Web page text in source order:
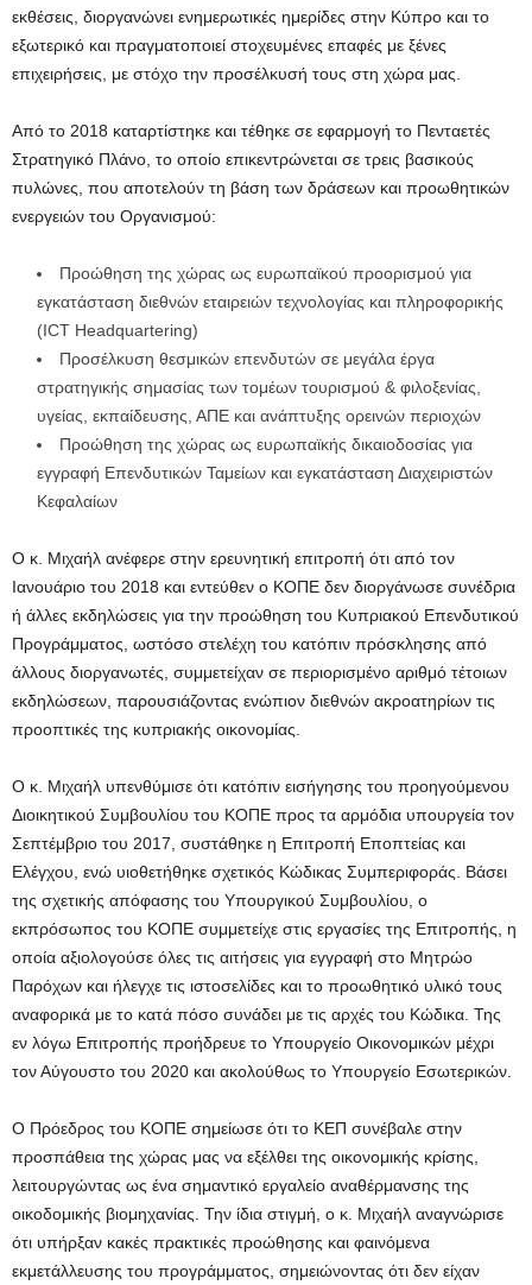
εκθέσεις, διοργανώνει ενημερωτικές ημερίδες στην Κύπρο και το
εξωτερικό και πραγματοποιεί στοχευμένες επαφές με ξένες
επιχειρήσεις, με στόχο την προσέλκυσή τους στη χώρα μας.
Από το 2018 καταρτίστηκε και τέθηκε σε εφαρμογή το Πενταετές
Στρατηγικό Πλάνο, το οποίο επικεντρώνεται σε τρεις βασικούς
πυλώνες, που αποτελούν τη βάση των δράσεων και προωθητικών
ενεργειών του Οργανισμού:
Προώθηση της χώρας ως ευρωπαϊκού προορισμού για
εγκατάσταση διεθνών εταιρειών τεχνολογίας και πληροφορικής
(ICT Headquartering)
Προσέλκυση θεσμικών επενδυτών σε μεγάλα έργα
στρατηγικής σημασίας των τομέων τουρισμού & φιλοξενίας,
υγείας, εκπαίδευσης, ΑΠΕ και ανάπτυξης ορεινών περιοχών
Προώθηση της χώρας ως ευρωπαϊκής δικαιοδοσίας για
εγγραφή Επενδυτικών Ταμείων και εγκατάσταση Διαχειριστών
Κεφαλαίων
Ο κ. Μιχαήλ ανέφερε στην ερευνητική επιτροπή ότι από τον
Ιανουάριο του 2018 και εντεύθεν ο ΚΟΠΕ δεν διοργάνωσε συνέδρια
ή άλλες εκδηλώσεις για την προώθηση του Κυπριακού Επενδυτικού
Προγράμματος, ωστόσο στελέχη του κατόπιν πρόσκλησης από
άλλους διοργανωτές, συμμετείχαν σε περιορισμένο αριθμό τέτοιων
εκδηλώσεων, παρουσιάζοντας ενώπιον διεθνών ακροατηρίων τις
προοπτικές της κυπριακής οικονομίας.
Ο κ. Μιχαήλ υπενθύμισε ότι κατόπιν εισήγησης του προηγούμενου
Διοικητικού Συμβουλίου του ΚΟΠΕ προς τα αρμόδια υπουργεία τον
Σεπτέμβριο του 2017, συστάθηκε η Επιτροπή Εποπτείας και
Ελέγχου, ενώ υιοθετήθηκε σχετικός Κώδικας Συμπεριφοράς. Βάσει
της σχετικής απόφασης του Υπουργικού Συμβουλίου, ο
εκπρόσωπος του ΚΟΠΕ συμμετείχε στις εργασίες της Επιτροπής, η
οποία αξιολογούσε όλες τις αιτήσεις για εγγραφή στο Μητρώο
Παρόχων και ήλεγχε τις ιστοσελίδες και το προωθητικό υλικό τους
αναφορικά με το κατά πόσο συνάδει με τις αρχές του Κώδικα. Της
εν λόγω Επιτροπής προήδρευε το Υπουργείο Οικονομικών μέχρι
τον Αύγουστο του 2020 και ακολούθως το Υπουργείο Εσωτερικών.
Ο Πρόεδρος του ΚΟΠΕ σημείωσε ότι το ΚΕΠ συνέβαλε στην
προσπάθεια της χώρας μας να εξέλθει της οικονομικής κρίσης,
λειτουργώντας ως ένα σημαντικό εργαλείο αναθέρμανσης της
οικοδομικής βιομηχανίας. Την ίδια στιγμή, ο κ. Μιχαήλ αναγνώρισε
ότι υπήρξαν κακές πρακτικές προώθησης και φαινόμενα
εκμετάλλευσης του προγράμματος, σημειώνοντας ότι δεν είχαν